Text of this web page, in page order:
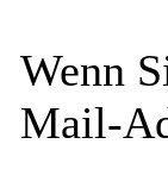
Wenn
Mail-